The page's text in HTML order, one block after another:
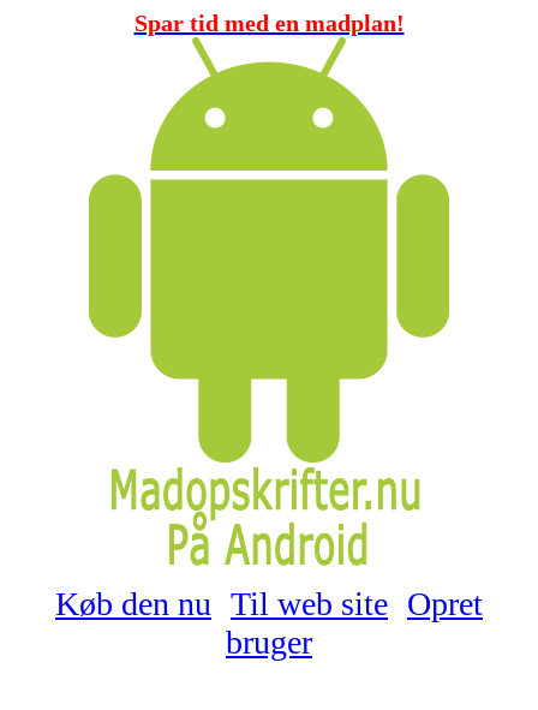
Spar tid med en madplan!
Køb den nu Til web site Opret
bruger